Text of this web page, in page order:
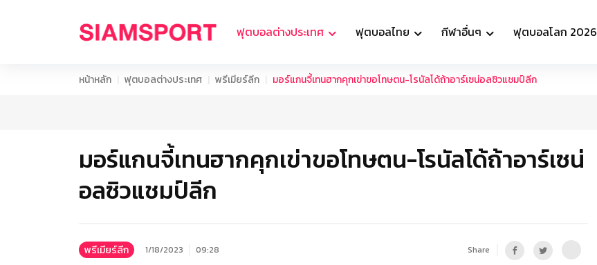
ฟุตบอลต่างประเทศ ฟุตบอลไทย กีฬาอื่นๆ ฟุตบอลโลก 2026
หน้าหลัก ฟุตบอลต่างประเทศ พรีเมียร์ลีก มอร์แกนจี้เทนฮากคุกเข่าขอโทษตน-โรนัลโด้ถ้าอาร์เซน่อลซิวแชมป์ลีก
มอร์แกนจี้เทนฮากคุกเข่าขอโทษตน-โรนัลโด้ถ้าอาร์เซน่
อลซิวแชมป์ลีก
พรีเมียร์ลีก 1/18/2023 09:28 Share